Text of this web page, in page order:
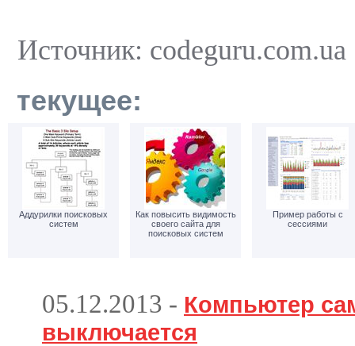
Источник: codeguru.com.ua
текущее:
Аддурилки поисковых
систем
Как повысить видимость
своего сайта для
поисковых систем
Пример работы с
сессиями
05.12.2013 - Компьютер
выключается